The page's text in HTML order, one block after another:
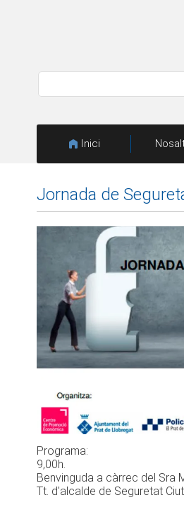
Inici
Jornada de
Programa:
9,00h.
Benvinguda a càrrec del Sra
Tt. d'alcalde de Seguretat